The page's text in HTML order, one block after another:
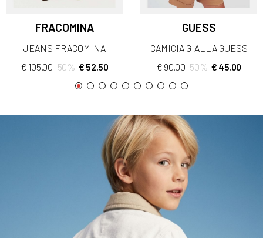
FRACOMINA
JEANS FRACOMINA
€ 105.00-50% € 52.50
GUESS
CAMICIA GIALLA GUESS
€ 90.00 -50% € 45.00